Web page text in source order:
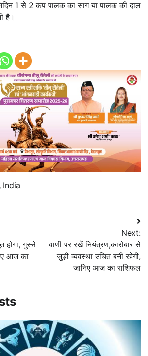
1 से 2 कप पालक का साग या पालक की दाल
है।
, India
होगा, गुस्से
आज का
Next:
वाणी पर रखें नियंत्रण,कारोबार से
जुड़ी व्यवस्था उचित बनी रहेगी,
जानिए आज का राशिफल